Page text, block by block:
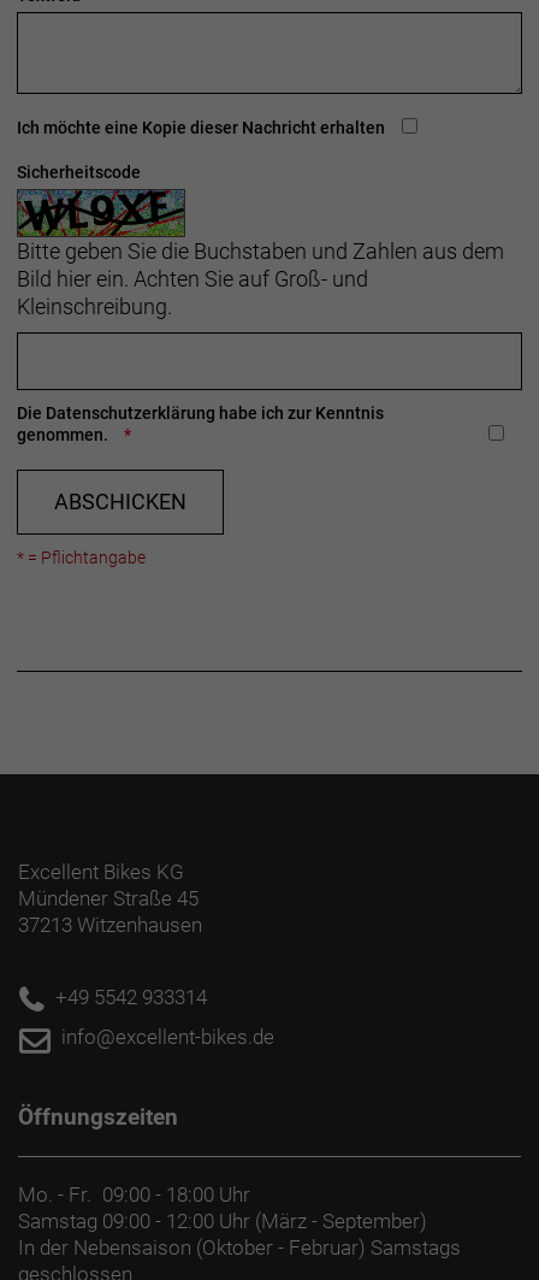
Ich möchte eine Kopie dieser Nachricht erhalten
Sicherheitscode
Bitte geben Sie die Buchstaben und Zahlen aus dem
Bild hier ein. Achten Sie auf Groß- und
Kleinschreibung.
Die Datenschutzerklärung habe ich zur Kenntnis
genommen.
ABSCHICKEN
* = Pflichtangabe
Excellent Bikes KG
Mündener Straße 45
37213 Witzenhausen
+49 5542 933314
info@excellent-bikes.de
Öffnungszeiten
Mo. - Fr.
09:00 - 18:00 Uhr
Samstag 09:00 - 12:00 Uhr (März - September)
In der Nebensaison (Oktober - Februar) Samstags
geschlossen